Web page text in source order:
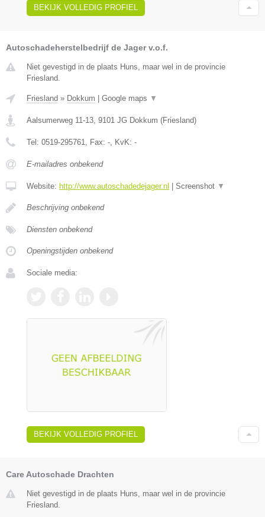
BEKIJK VOLLEDIG PROFIEL
Autoschadeherstelbedrijf de Jager v.o.f.
Niet gevestigd in de plaats Huns, maar wel in de provincie
Friesland.
Friesland » Dokkum | Google maps ▼
Aalsumerweg 11-13 9101 JG Dokkum (Friesland)
Tel: 0519-295761 , Fax: - , KvK: -
E-mailadres onbekend
Website: http://www.autoschadedejager.nl | Screenshot ▼
Beschrijving onbekend
Diensten onbekend
Openingstijden onbekend
Sociale media:
BEKIJK VOLLEDIG PROFIEL
Care Autoschade Drachten
Niet gevestigd in de plaats Huns, maar wel in de provincie
Friesland.